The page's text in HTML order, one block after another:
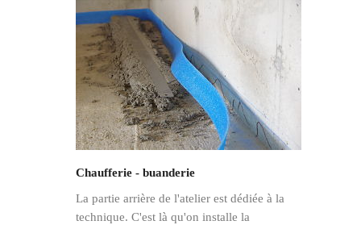
Chaufferie - buanderie
La partie arrière de l'atelier est dédiée à la
technique. C'est là qu'on installe la